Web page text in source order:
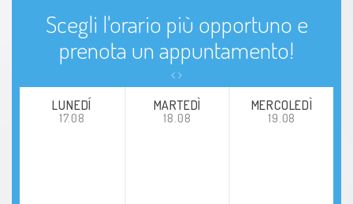
Scegli l'orario più opportuno e
prenota un appuntamento!
LUNEDÍ
17.08
MARTEDÌ
18.08
MERCOLEDÌ
19.08